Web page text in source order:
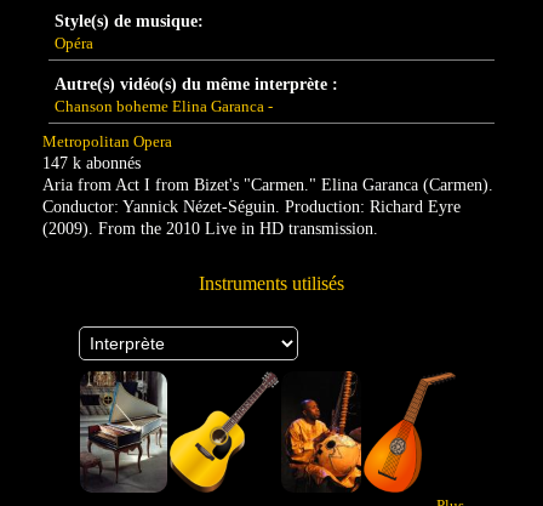
Style(s) de musique:
Opéra
Autre(s) vidéo(s) du même interprète :
Chanson boheme Elina Garanca -
Metropolitan Opera
147 k abonnés
Aria from Act I from Bizet's "Carmen." Elina Garanca (Carmen).
Conductor: Yannick Nézet-Séguin. Production: Richard Eyre
(2009). From the 2010 Live in HD transmission.
Instruments utilisés